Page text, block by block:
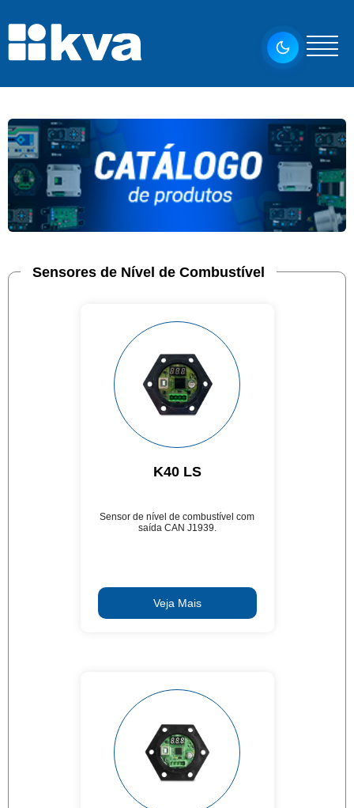
Sensores de Nível de Combustível
K40 LS
Sensor de nível de combustível com
saída CAN J1939.
Veja Mais